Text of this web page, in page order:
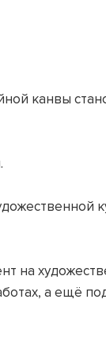
канвы
на
а ещё